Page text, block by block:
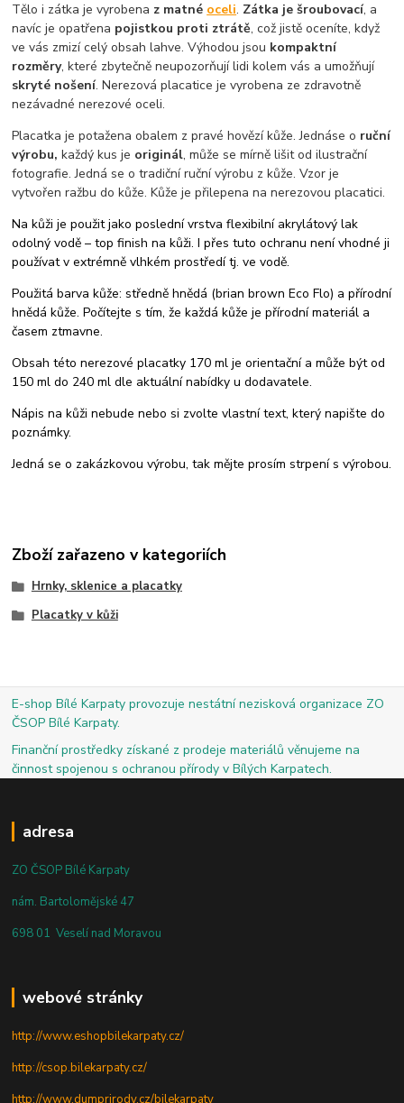
Tělo i zátka je vyrobena z matné oceli. Zátka je šroubovací, a
navíc je opatřena pojistkou proti ztrátě, což jistě oceníte, když
ve vás zmizí celý obsah lahve. Výhodou jsou kompaktní
rozměry, které zbytečně neupozorňují lidi kolem vás a umožňují
skryté nošení. Nerezová placatice je vyrobena ze zdravotně
nezávadné nerezové oceli.
Placatka je potažena obalem z pravé hovězí kůže. Jednáse o ruční
výrobu, každý kus je originál, může se mírně lišit od ilustrační
fotografie. Jedná se o tradiční ruční výrobu z kůže. Vzor je
vytvořen ražbu do kůže. Kůže je přilepena na nerezovou placatici.
Na kůži je použit jako poslední vrstva flexibilní akrylátový lak
odolný vodě – top finish na kůži. I přes tuto ochranu není vhodné ji
používat v extrémně vlhkém prostředí tj. ve vodě.
Použitá barva kůže: středně hnědá (brian brown Eco Flo) a přírodní
hnědá kůže. Počítejte s tím, že každá kůže je přírodní materiál a
časem ztmavne.
Obsah této nerezové placatky 170 ml je orientační a může být od
150 ml do 240 ml dle aktuální nabídky u dodavatele.
Nápis na kůži nebude nebo si zvolte vlastní text, který napište do
poznámky.
Jedná se o zakázkovou výrobu, tak mějte prosím strpení s výrobou.
Zboží zařazeno v kategoriích
Hrnky, sklenice a placatky
Placatky v kůži
E-shop Bílé Karpaty provozuje nestátní nezisková organizace ZO
ČSOP Bílé Karpaty.
Finanční prostředky získané z prodeje materiálů věnujeme na
činnost spojenou s ochranou přírody v Bílých Karpatech.
adresa
ZO ČSOP Bílé Karpaty
nám. Bartolomějské 47
698 01 Veselí nad Moravou
webové stránky
http://www.eshopbilekarpaty.cz/
http://csop.bilekarpaty.cz/
http://www.dumprirody.cz/bilekarpaty